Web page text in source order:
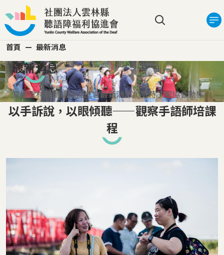
移至主內容
搜尋選單
首頁 最新消息
最新消息
掌握雲林縣聽語障協進會最新消息，隨時了解協會動態！
以手訴說，以眼傾聽——觀察手語師培課
程